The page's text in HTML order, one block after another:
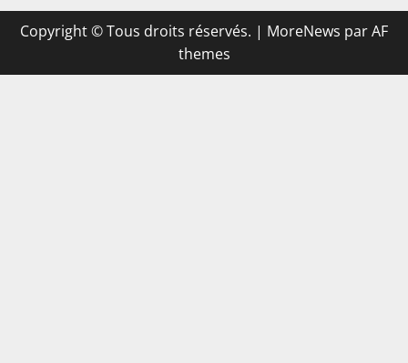
Copyright © Tous droits réservés. | MoreNews par AF
themes